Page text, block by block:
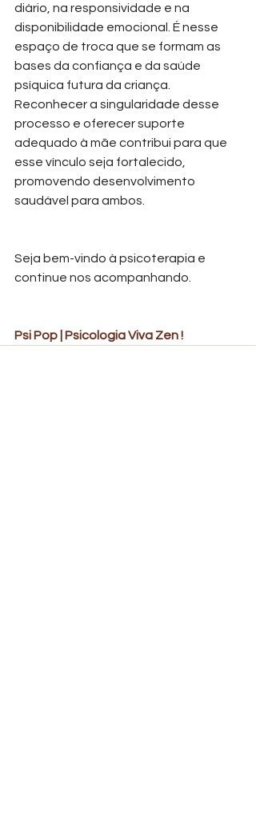
diário, na responsividade e na
disponibilidade emocional. É nesse
espaço de troca que se formam as
bases da confiança e da saúde
psíquica futura da criança.
Reconhecer a singularidade desse
processo e oferecer suporte
adequado à mãe contribui para que
esse vínculo seja fortalecido,
promovendo desenvolvimento
saudável para ambos.
Seja bem-vindo à psicoterapia e
continue nos acompanhando.
Psi Pop | Psicologia Viva Zen !